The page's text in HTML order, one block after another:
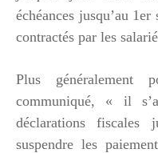
échéances jusqu’au
contractés par les
Plus
communiqué, « il
déclarations fiscales
suspendre les